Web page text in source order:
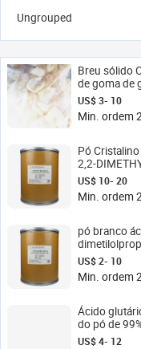
Ungrouped
Breu sólido
de goma de
bloco
US$ 3- 10
Min. ordem
Pó Cristalino
2,2-
DMBA CAS
US$ 10- 20
Min. ordem
pó branco
CAS 4767-
US$ 2- 10
Min. ordem
Ácido
do pó de
110-94-1
US$ 4- 12